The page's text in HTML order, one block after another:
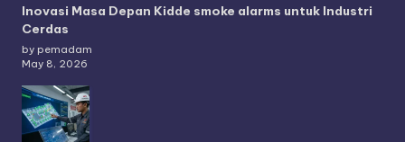
Inovasi Masa Depan Kidde smoke alarms untuk Industri
Cerdas
by pemadam
May 8, 2026